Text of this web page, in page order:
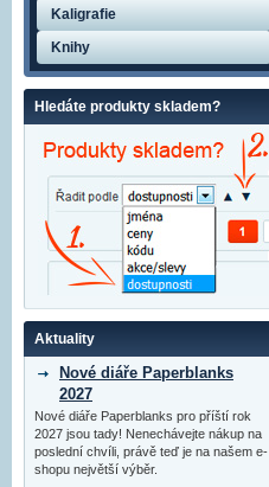
Kaligrafie
Knihy
Hledáte produkty skladem?
Aktuality
Nové diáře Paperblanks
2027
Nové diáře Paperblanks pro příští rok
2027 jsou tady! Nenechávejte nákup na
poslední chvíli, právě teď je na našem e-
shopu největší výběr.